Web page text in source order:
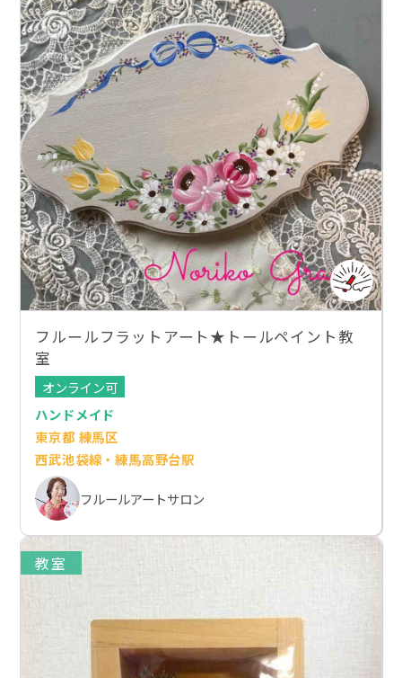
フルールフラットアート★トールペイント教
室
オンライン可
ハンドメイド
東京都 練馬区
西武池袋線・練馬高野台駅
フルールアートサロン
教室